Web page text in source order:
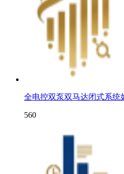
全电控双泵双马达闭式系统
560